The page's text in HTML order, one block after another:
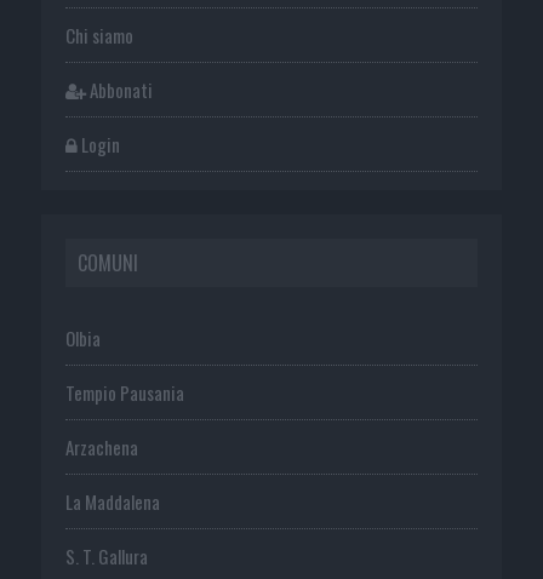
Chi siamo
Abbonati
Login
COMUNI
Olbia
Tempio Pausania
Arzachena
La Maddalena
S. T. Gallura